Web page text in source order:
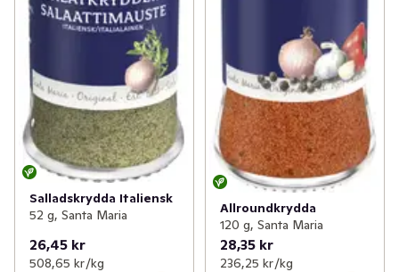
Salladskrydda Italiensk
52 g, Santa Maria
26,45 kr
508,65 kr /kg
Allroundkrydda
120 g, Santa Maria
28,35 kr
236,25 kr /kg